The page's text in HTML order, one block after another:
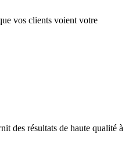
vos clients voient votre
des résultats de haute qualité à